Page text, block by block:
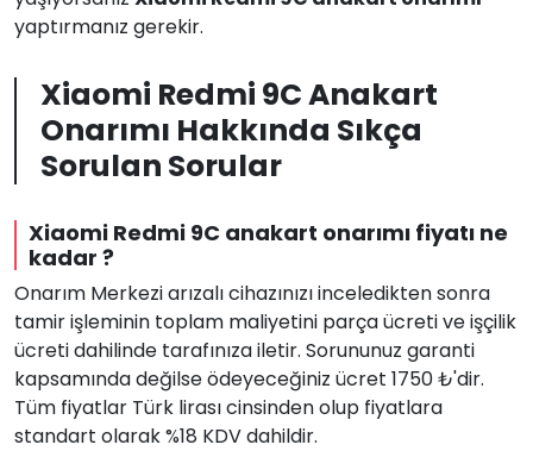
yaptırmanız gerekir.
Xiaomi Redmi 9C Anakart
Onarımı Hakkında Sıkça
Sorulan Sorular
Xiaomi Redmi 9C anakart onarımı fiyatı ne
kadar ?
Onarım Merkezi arızalı cihazınızı inceledikten sonra
tamir işleminin toplam maliyetini parça ücreti ve işçilik
ücreti dahilinde tarafınıza iletir. Sorununuz garanti
kapsamında değilse ödeyeceğiniz ücret 1750 ₺'dir.
Tüm fiyatlar Türk lirası cinsinden olup fiyatlara
standart olarak %18 KDV dahildir.